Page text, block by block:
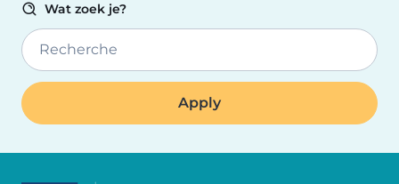
Wat zoek je?
Recherche